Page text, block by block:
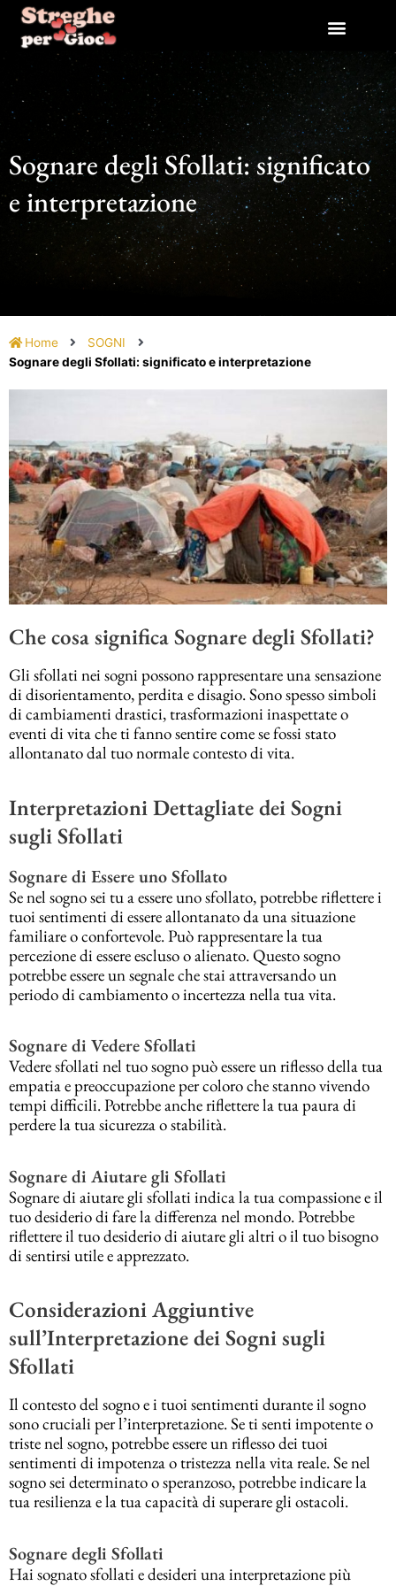
contenuto
Sognare degli Sfollati: significato
e interpretazione
Home
SOGNI
Sognare degli Sfollati: significato e interpretazione
Che cosa significa Sognare degli Sfollati?
Gli sfollati nei sogni possono rappresentare una sensazione
di disorientamento, perdita e disagio. Sono spesso simboli
di cambiamenti drastici, trasformazioni inaspettate o
eventi di vita che ti fanno sentire come se fossi stato
allontanato dal tuo normale contesto di vita.
Interpretazioni Dettagliate dei Sogni
sugli Sfollati
Sognare di Essere uno Sfollato
Se nel sogno sei tu a essere uno sfollato, potrebbe riflettere i
tuoi sentimenti di essere allontanato da una situazione
familiare o confortevole. Può rappresentare la tua
percezione di essere escluso o alienato. Questo sogno
potrebbe essere un segnale che stai attraversando un
periodo di cambiamento o incertezza nella tua vita.
Sognare di Vedere Sfollati
Vedere sfollati nel tuo sogno può essere un riflesso della tua
empatia e preoccupazione per coloro che stanno vivendo
tempi difficili. Potrebbe anche riflettere la tua paura di
perdere la tua sicurezza o stabilità.
Sognare di Aiutare gli Sfollati
Sognare di aiutare gli sfollati indica la tua compassione e il
tuo desiderio di fare la differenza nel mondo. Potrebbe
riflettere il tuo desiderio di aiutare gli altri o il tuo bisogno
di sentirsi utile e apprezzato.
Considerazioni Aggiuntive
sull’Interpretazione dei Sogni sugli
Sfollati
Il contesto del sogno e i tuoi sentimenti durante il sogno
sono cruciali per l’interpretazione. Se ti senti impotente o
triste nel sogno, potrebbe essere un riflesso dei tuoi
sentimenti di impotenza o tristezza nella vita reale. Se nel
sogno sei determinato o speranzoso, potrebbe indicare la
tua resilienza e la tua capacità di superare gli ostacoli.
Sognare degli Sfollati
Hai sognato sfollati e desideri una interpretazione più